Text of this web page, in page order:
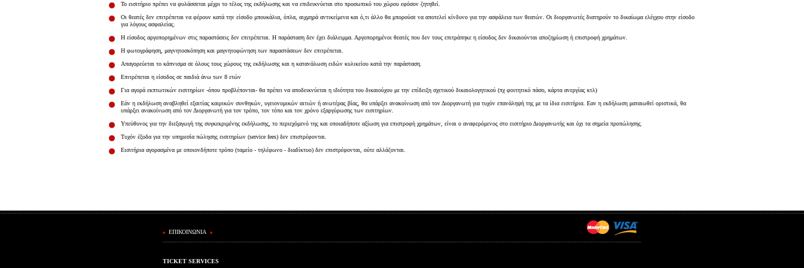
Είσοδος διαχειριστή
Το εισιτήριο πρέπει να φυλάσσεται μέχρι το τέλος της εκδήλωσης και να επιδεικνύεται στο προσωπικό του χώρου εφόσον ζητηθεί.
Οι θεατές δεν επιτρέπεται να φέρουν κατά την είσοδο μπουκάλια, όπλα, αιχμηρά αντικείμενα και ό,τι άλλο θα μπορούσε να αποτελεί κίνδυνο για την ασφάλεια των θεατών. Οι διοργανωτές διατηρούν το δικαίωμα ελέγχου στην είσοδο
για λόγους ασφαλείας.
Η είσοδος αργοπορημένων στις παραστάσεις δεν επιτρέπεται. Η παράσταση δεν έχει διάλειμμα. Αργοπορημένοι θεατές που δεν τους επιτράπηκε η είσοδος δεν δικαιούνται αποζημίωση ή επιστροφή χρημάτων.
Η φωτογράφηση, μαγνητοσκόπηση και μαγνητοφώνηση των παραστάσεων δεν επιτρέπεται.
Απαγορεύεται το κάπνισμα σε όλους τους χώρους της εκδήλωσης και η κατανάλωση ειδών κυλικείου κατά την παράσταση.
Επιτρέπεται η είσοδος σε παιδιά άνω των 8 ετών
Για αγορά εκπτωτικών εισιτηρίων -όπου προβλέπονται- θα πρέπει να αποδεικνύεται η ιδιότητα του δικαιούχου με την επίδειξη σχετικού δικαιολογητικού (πχ φοιτητικό πάσο, κάρτα ανεργίας κτλ)
Εάν η εκδήλωση αναβληθεί εξαιτίας καιρικών συνθηκών, υγειονομικών αιτιών ή ανωτέρας βίας, θα υπάρξει ανακοίνωση από τον Διοργανωτή για τυχόν επανάληψή της με τα ίδια εισιτήρια. Εαν η εκδήλωση ματαιωθεί οριστικά, θα
υπάρξει ανακοίνωση από τον Διοργανωτή για τον τρόπο, τον τόπο και τον χρόνο εξαργύρωσης των εισιτηρίων.
Υπεύθυνος για την διεξαγωγή της συγκεκριμένης εκδήλωσης, το περιεχόμενό της και οποιαδήποτε αξίωση για επιστροφή χρημάτων, είναι ο αναφερόμενος στο εισιτήριο Διοργανωτής και όχι τα σημεία προπώλησης.
Τυχόν έξοδα για την υπηρεσία πώλησης εισιτηρίων (service fees) δεν επιστρέφονται.
Εισιτήρια αγορασμένα με οποιονδήποτε τρόπο (ταμείο - τηλέφωνο - διαδίκτυο) δεν επιστρέφονται, ούτε αλλάζονται.
ΕΠΙΚΟΙΝΩΝΙΑ
TICKET SERVICES